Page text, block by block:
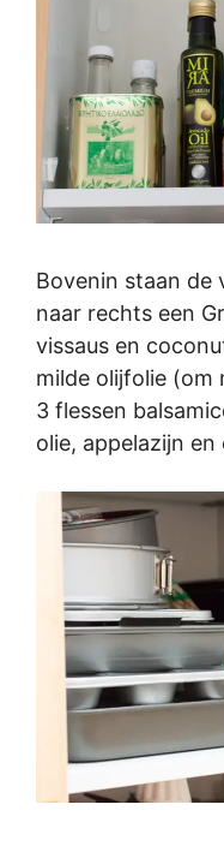
Bovenin staan de
naar rechts een
vissaus en
milde olijfolie (om
3 flessen
olie, appelazijn